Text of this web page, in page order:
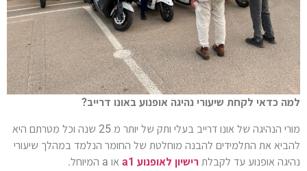
למה כדאי לקחת שיעורי נהיגה אופנוע באונו דרייב?
מורי הנהיגה של אונו דרייב בעלי ותק של יותר מ 25 שנה וכל מטרתם היא
להביא את התלמידים להבנה מוחלטת של החומר הנלמד במהלך שיעורי
נהיגה אופנוע עד לקבלת רישיון לאופנוע a1 או a המיוחל.